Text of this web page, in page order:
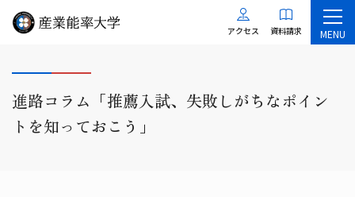
アクセス 資料請求 MENU
進路コラム「推薦入試、失敗しがちなポイン
トを知っておこう」